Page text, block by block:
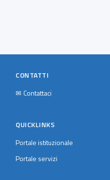
CONTATTI
✉ Contattaci
QUICKLINKS
Portale istituzionale
Portale servizi